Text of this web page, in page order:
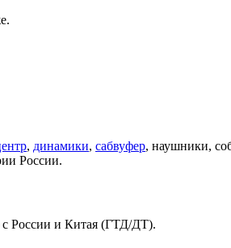
, динамики, сабвуфер, наушники,
России.
с России и Китая (ГТД/ДТ).